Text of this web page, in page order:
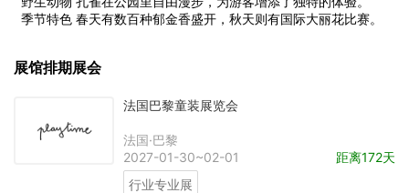
季节特色 春天有数百种郁金香盛开，秋天则有国际大丽花比赛。
展馆排期展会
法国巴黎童装展览会
法国·巴黎
2027-01-30~02-01
距离172天
行业专业展